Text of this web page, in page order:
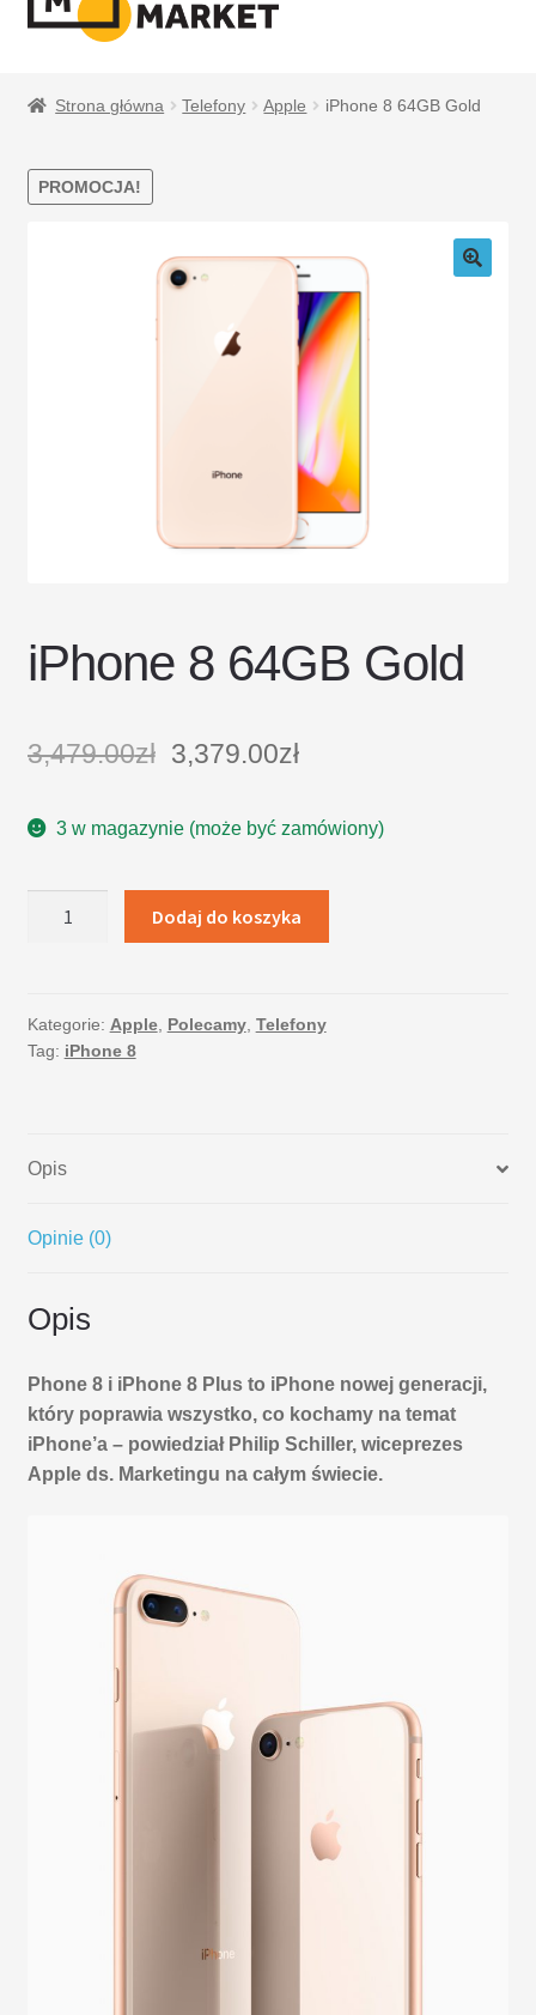
NAWIGACJI
TREŚCI
menu
BEZPIECZNE PŁATNOŚCI
DOSTAWA I ZWROTY
POLITYKA PRYWATNOŚCI
Strona główna Telefony Apple iPhone 8 64GB Gold
PROMOCJA!
iPhone 8 64GB Gold
3,479.00zł 3,379.00zł
3 w magazynie (może być zamówiony)
Gold
Dodaj do koszyka
Kategorie: Apple, Polecamy, Telefony
Tag: iPhone 8
Opis
Opinie (0)
Opis
Phone 8 i iPhone 8 Plus to iPhone nowej generacji,
który poprawia wszystko, co kochamy na temat
iPhone’a – powiedział Philip Schiller, wiceprezes
Apple ds. Marketingu na całym świecie.